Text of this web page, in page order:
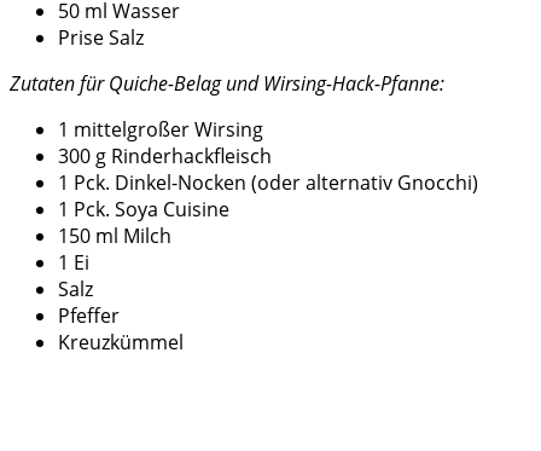
50 ml Wasser
Prise Salz
Zutaten für Quiche-Belag und Wirsing-Hack-Pfanne:
1 mittelgroßer Wirsing
300 g Rinderhackfleisch
1 Pck. Dinkel-Nocken (oder alternativ Gnocchi)
1 Pck. Soya Cuisine
150 ml Milch
1 Ei
Salz
Pfeffer
Kreuzkümmel